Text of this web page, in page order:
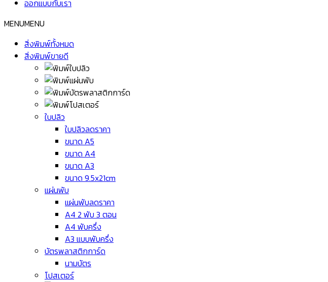
ออกแบบกับเรา
MENUMENU
สิ่งพิมพ์ทั้งหมด
สิ่งพิมพ์ขายดี
ใบปลิว
ใบปลิวลดราคา
ขนาด A5
ขนาด A4
ขนาด A3
ขนาด 9.5x21cm
แผ่นพับ
แผ่นพับลดราคา
A4 2 พับ 3 ตอน
A4 พับครึ่ง
A3 แบบพับครึ่ง
บัตรพลาสติกการ์ด
นามบัตร
โปสเตอร์